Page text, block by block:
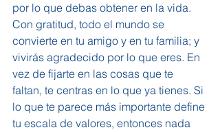
por lo que debas obtener en la vida.
Con gratitud, todo el mundo se
convierte en tu amigo y en tu familia; y
vivirás agradecido por lo que eres. En
vez de fijarte en las cosas que te
faltan, te centras en lo que ya tienes. Si
lo que te parece más importante define
tu escala de valores, entonces nada